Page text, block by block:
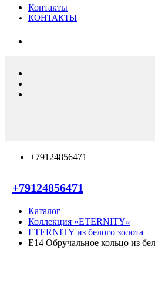
Контакты
КОНТАКТЫ
+79124856471
+79124856471
Каталог
Коллекция «ETERNITY»
ETERNITY из белого золота
E14 Обручальное кольцо из